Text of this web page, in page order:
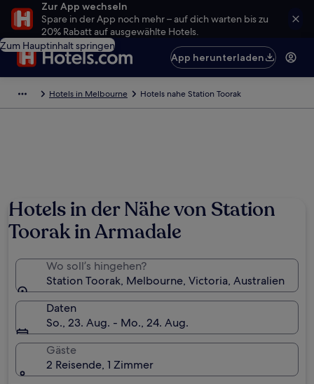
Zur App wechseln
Spare in der App noch mehr – auf dich warten bis zu
20% Rabatt auf ausgewählte Hotels.
Zum Hauptinhalt springen
App herunterladen
Hotels in Melbourne Hotels nahe Station Toorak
Hotels in der Nähe von Station
Toorak in Armadale
Wo soll’s hingehen?
Station Toorak, Melbourne, Victoria, Australien
Daten
So., 23. Aug. - Mo., 24. Aug.
Gäste
2 Reisende, 1 Zimmer